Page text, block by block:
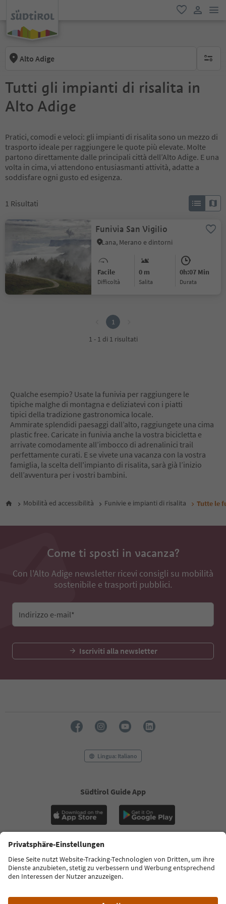
favoriti
Alto Adige
Tutti gli impianti di risalita in
Alto Adige
Pratici, comodi e veloci: gli impianti di risalita sono un mezzo di
trasporto ideale per raggiungere le quote più elevate. Molte
partono direttamente dalle principali città dell’Alto Adige. E una
volta in cima, vi attendono entusiasmanti attività, adatte a
soddisfare ogni gusto ed esigenza.
1 Risultati
Funivia San Vigilio
Lana, Merano e dintorni
Facile
Difficoltà
0 m
Salita
0h:07 Min
durata
1
1 - 1 di 1 risultati
Qualche esempio? Usate la funivia per raggiungere le
tipiche malghe di montagna e deliziatevi con i piatti
tipici della tradizione gastronomica locale.
Ammirate splendidi paesaggi dall’alto, raggiungete una cima
plastic free. Caricate in funivia anche la vostra bicicletta e
arrivate comodamente all’imbocco di adrenalinici trail
perfettamente curati. E se vivete una vacanza con la vostra
famiglia, la scelta dell'impianto di risalita, sarà già l’inizio
dell’avventura per i vostri bambini.
Mobilità ed accessibilità Funivie e impianti di risalita Tutte le
Come ti sposti in vacanza?
Con l'Alto Adige newsletter ricevi consigli su mobilità
sostenibile e trasporti pubblici.
Indirizzo e-mail*
Iscriviti alla newsletter
Lingua: Italiano
Südtirol Guide App
FAQ Contatti Press MICE
Privacy Policy
Termini e condizioni
Crediti
Cookie Policy
Alto Adige B2B